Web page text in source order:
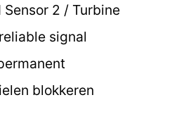
Sensor 2 / Turbine
signal
blokkeren